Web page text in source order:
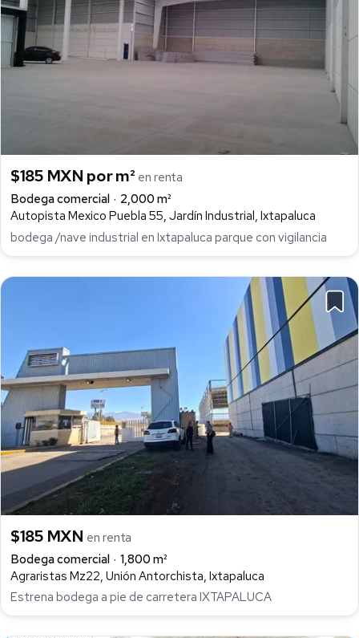
$185 MXN por m² en renta
Bodega comercial
2,000 m²
Autopista Mexico Puebla 55, Jardín Industrial, Ixtapaluca
bodega /nave industrial en Ixtapaluca parque con vigilancia
$185 MXN en renta
Bodega comercial
1,800 m²
Agraristas Mz22, Unión Antorchista, Ixtapaluca
Estrena bodega a pie de carretera IXTAPALUCA